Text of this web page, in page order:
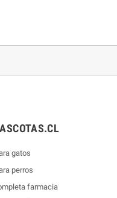
gatos
perros
farmacia